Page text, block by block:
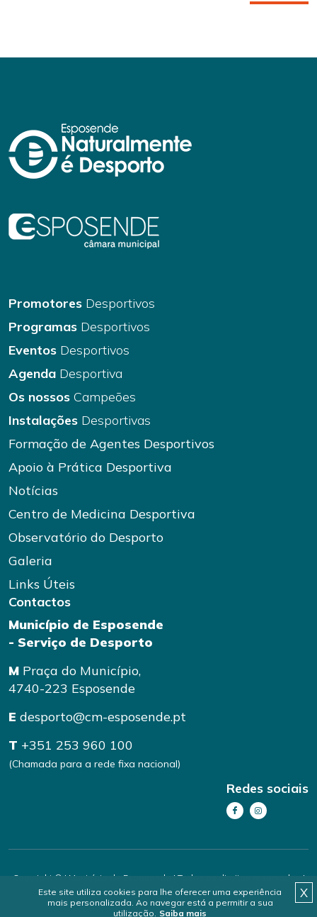
Promotores Desportivos
Programas Desportivos
Eventos Desportivos
Agenda Desportiva
Os nossos Campeões
Instalações Desportivas
Formação de Agentes Desportivos
Apoio à Prática Desportiva
Notícias
Centro de Medicina Desportiva
Observatório do Desporto
Galeria
Links Úteis
Contactos
Município de Esposende
- Serviço de Desporto
M Praça do Município,
4740-223 Esposende
E desporto@cm-esposende.pt
T +351 253 960 100
(Chamada para a rede fixa nacional)
Redes sociais
Copyright © | Município de Esposende | Todos os direitos reservados |
handmade bybrainhouse|Política de Privacidade
Este site utiliza cookies para lhe oferecer uma experiência
mais personalizada. Ao navegar está a permitir a sua
utilização. Saiba mais
X